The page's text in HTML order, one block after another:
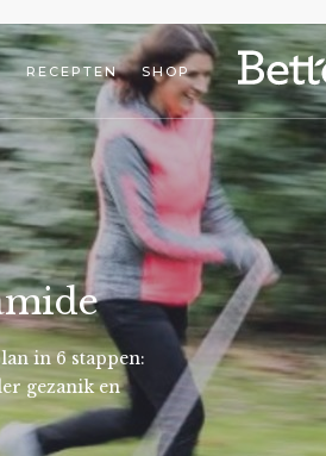
RECEPTEN SHOP
in 6 stappen:
gezanik en